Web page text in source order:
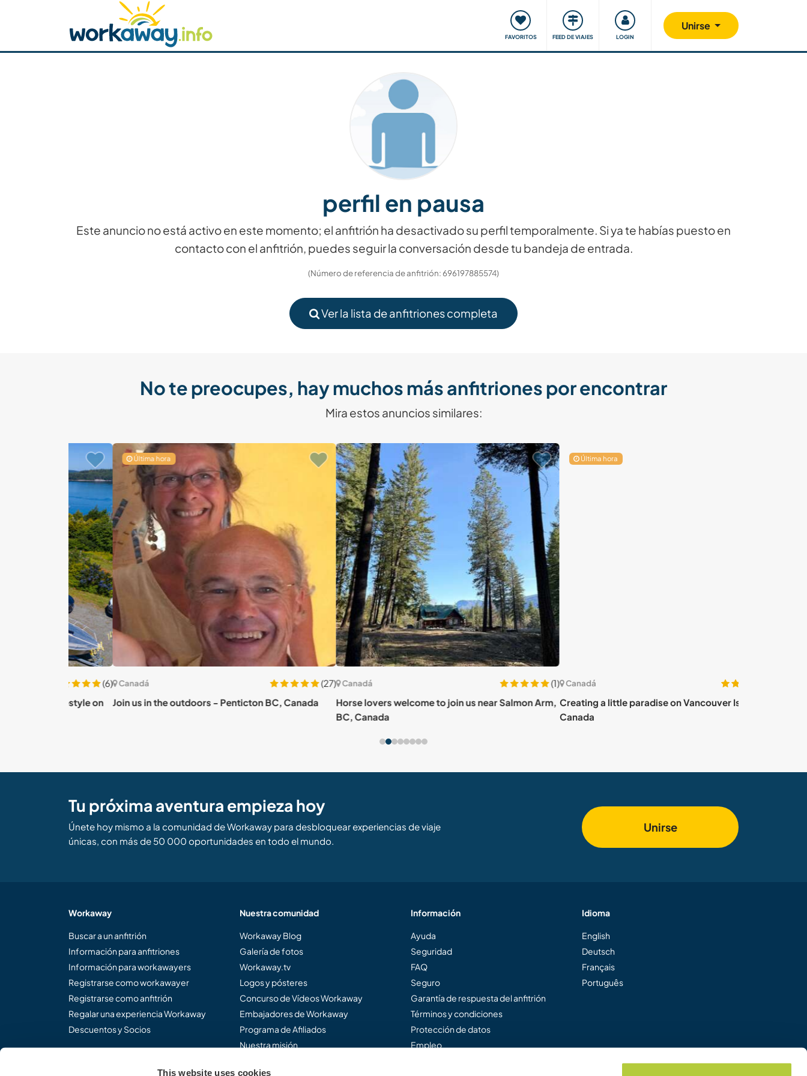
This website uses cookies
FAVORITOS FEED DE VIAJES LOGIN
Unirse
Buscar anfitrión Busca un compañero Viajar y aprender Comunidad Nos implicamos
Seguridad
perfil en pausa
Este anuncio no está activo en este momento; el anfitrión ha desactivado su perfil temporalmente. Si ya te habías puesto en
contacto con el anfitrión, puedes seguir la conversación desde tu bandeja de entrada.
(Número de referencia de anfitrión: 696197885574)
Ver la lista de anfitriones completa
No te preocupes, hay muchos más anfitriones por encontrar
Mira estos anuncios similares:
Última hora
Canadá
(27)
Join us in the outdoors - Penticton BC, Canada
Canadá
(1)
Horse lovers welcome to join us near Salmon Arm,
BC, Canada
Última hora
Canadá
(8)
Creating a little paradise on Vancouver Island, BC,
Tu próxima aventura empieza hoy
Únete hoy mismo a la comunidad de Workaway para desbloquear experiencias de viaje
únicas, con más de 50 000 oportunidades en todo el mundo.
Unirse
Workaway
Buscar a un anfitrión
Información para anfitriones
Información para workawayers
Registrarse como workawayer
Registrarse como anfitrión
Regalar una experiencia Workaway
Descuentos y Socios
Nuestra comunidad
Workaway Blog
Galería de fotos
Workaway.tv
Logos y pósteres
Concurso de Vídeos Workaway
Embajadores de Workaway
Programa de Afiliados
Nuestra misión
Información
Ayuda
Seguridad
FAQ
Seguro
Garantía de respuesta del anfitrión
Términos y condiciones
Protección de datos
Empleo
Idioma
English
Deutsch
Français
Português